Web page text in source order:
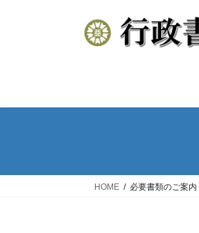
ス
ン
HOME 必要書類のご案内